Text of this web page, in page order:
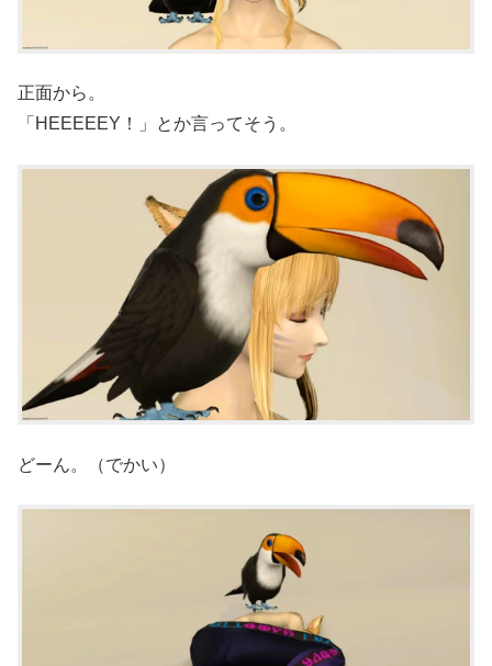
正面から。
「HEEEEEY！」とか言ってそう。
どーん。（でかい）